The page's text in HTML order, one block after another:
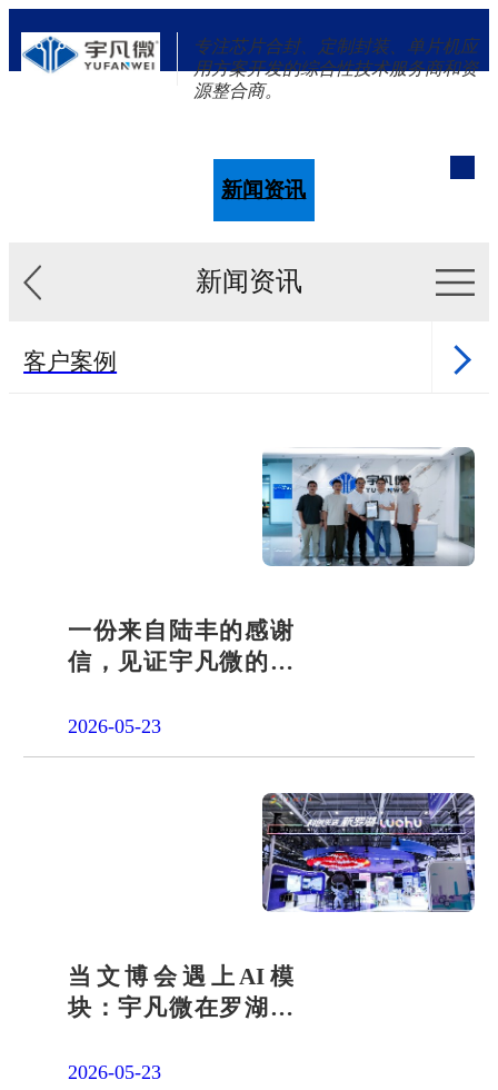
专注芯片合封、定制封装、单片机应
用方案开发的综合性技术服务商和资
源整合商。
新闻资讯
新闻资讯
客户案例
社会责任
招贤纳士
一份来自陆丰的感谢
信，见证宇凡微的社
2026-05-23
当文博会遇上AI模
块：宇凡微在罗湖展
答卷
2026-05-23